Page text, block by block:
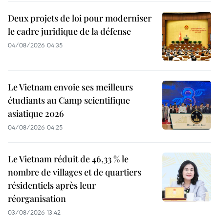
Deux projets de loi pour moderniser
le cadre juridique de la défense
04/08/2026 04:35
Le Vietnam envoie ses meilleurs
étudiants au Camp scientifique
asiatique 2026
04/08/2026 04:25
Le Vietnam réduit de 46,33 % le
nombre de villages et de quartiers
résidentiels après leur
réorganisation
03/08/2026 13:42